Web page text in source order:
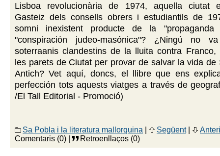
Lisboa revolucionària de 1974, aquella ciutat
Gasteiz dels consells obrers i estudiantils de
somni inexistent producte de la "propaganda
"conspiración judeo-masónica"? ¿Ningú no
soterraanis clandestins de la lluita contra
les parets de Ciutat per provar de salvar la vida de
Antich? Vet aquí, doncs, el llibre que ens
perfección tots aquests viatges a través de
/El Tall Editorial - Promoció)
Sa Pobla i la literatura mallorquina Següent|
Comentaris (0) |
Retroenllaços (0)